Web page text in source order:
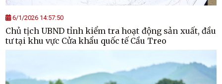
6/1/2026 14:57:50
Chủ tịch UBND tỉnh kiểm tra hoạt động sản xuất, đầu
tư tại khu vực Cửa khẩu quốc tế Cầu Treo